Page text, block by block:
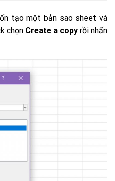
tạo một bản sao sheet và
chọn Create a copy rồi nhấn